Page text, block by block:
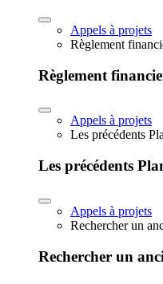
Appels à projets
Règlement
Règlement
Appels à projets
Les précédents
Les précédents
Appels à projets
Rechercher un
Rechercher un